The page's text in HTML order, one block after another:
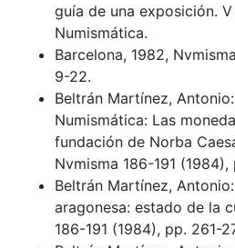
guía de una exposición.
Numismática.
Barcelona, 1982,
9-22.
Beltrán Martínez,
Numismática: Las
fundación de Norba
Nvmisma 186-191
Beltrán Martínez,
aragonesa: estado de la
186-191 (1984), pp. 261-